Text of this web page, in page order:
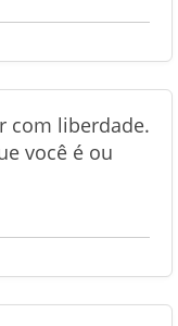
com liberdade.
você é ou